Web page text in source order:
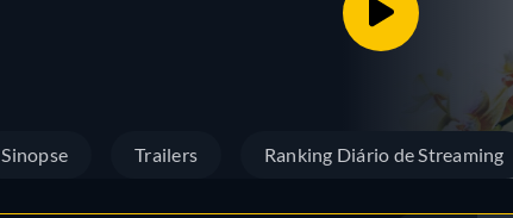
Sinopse Trailers Ranking Diário de Streaming